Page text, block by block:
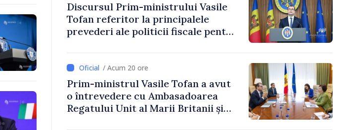
Discursul Prim-ministrului Vasile
Tofan referitor la principalele
prevederi ale politicii fiscale pentru
/ Acum 20 ore
Prim-ministrul Vasile Tofan a avut
o întrevedere cu Ambasadoarea
Regatului Unit al Marii Britanii și